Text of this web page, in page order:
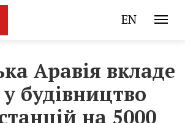
EN
Аравія вкладе
будівництво
на 5000